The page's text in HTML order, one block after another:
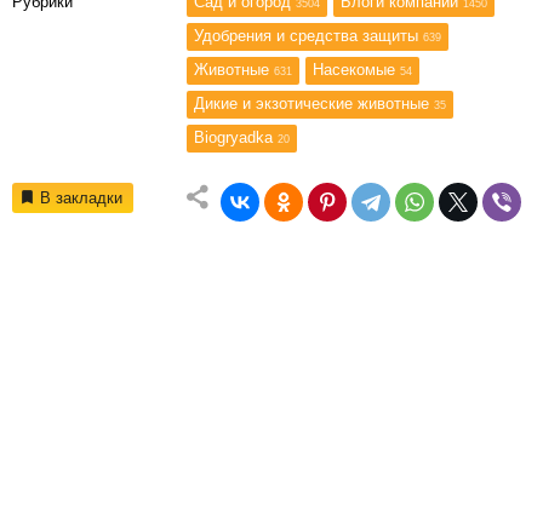
3504 1450
Удобрения и средства защиты 639
Животные 631 Насекомые 54
Дикие и экзотические животные 35
Biogryadka 20
В закладки